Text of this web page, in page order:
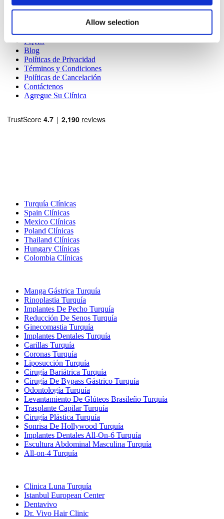
Allow selection
Autores & revisores
Carreras
PQRS
Blog
Políticas de Privacidad
Términos y Condiciones
Políticas de Cancelación
Contáctenos
Agregue Su Clínica
Turquía Clínicas
Spain Clínicas
Mexico Clínicas
Poland Clínicas
Thailand Clínicas
Hungary Clínicas
Colombia Clínicas
Manga Gástrica Turquía
Rinoplastia Turquía
Implantes De Pecho Turquía
Reducción De Senos Turquía
Ginecomastia Turquía
Implantes Dentales Turquía
Carillas Turquía
Coronas Turquía
Liposucción Turquía
Cirugía Bariátrica Turquía
Cirugía De Bypass Gástrico Turquía
Odontología Turquía
Levantamiento De Glúteos Brasileño Turquía
Trasplante Capilar Turquía
Cirugía Plástica Turquía
Sonrisa De Hollywood Turquía
Implantes Dentales All-On-6 Turquía
Escultura Abdominal Masculina Turquía
All-on-4 Turquía
Clinica Luna Turquía
Istanbul European Center
Dentavivo
Dr. Vivo Hair Clinic